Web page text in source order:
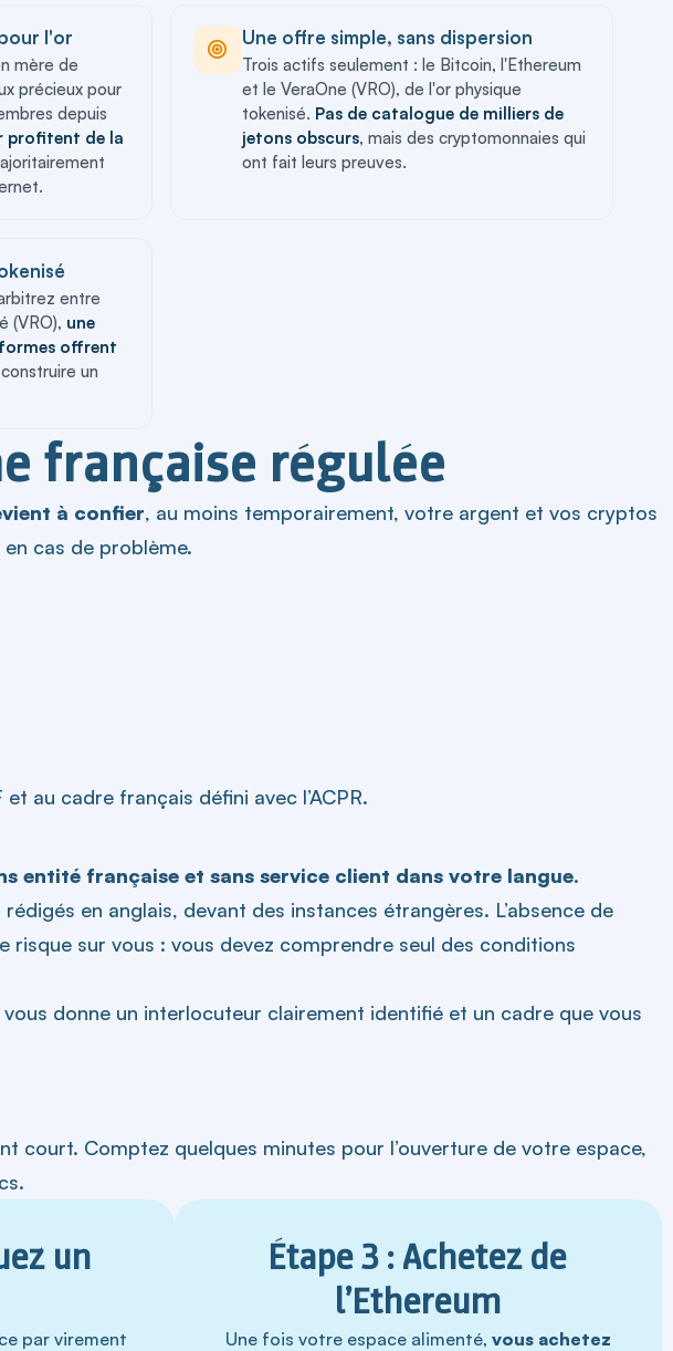
l'or
mère de
précieux pour
depuis
profitent de la
Une offre simple, sans dispersion
Trois actifs seulement : le Bitcoin, l'Ethereum
et le VeraOne (VRO), de l'or physique
tokenisé. Pas de catalogue de milliers de
jetons obscurs, mais des cryptomonnaies qui
ont fait leurs preuves.
entre
(VRO), une
offrent
un
française régulée
à confier, au moins temporairement, votre argent et vos cryptos
cas de problème.
au cadre français défini avec l’ACPR.
entité française et sans service client dans votre langue.
en anglais, devant des instances étrangères. L’absence de
sur vous : vous devez comprendre seul des conditions
donne un interlocuteur clairement identifié et un cadre que vous
Comptez quelques minutes pour l’ouverture de votre espace,
un
par virement
Étape 3 : Achetez de
l’Ethereum
Une fois votre espace alimenté, vous achetez